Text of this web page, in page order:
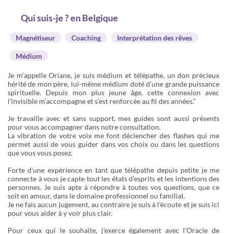
Qui suis-je ? en Belgique
Magnétiseur Coaching Interprétation des rêves
Médium
Je m’appelle Oriane, je suis médium et télépathe, un don précieux
hérité de mon père, lui-même médium doté d’une grande puissance
spirituelle. Depuis mon plus jeune âge, cette connexion avec
l’invisible m’accompagne et s’est renforcée au fil des années."
Je travaille avec et sans support, mes guides sont aussi présents
pour vous accompagner dans notre consultation.
La vibration de votre voix me font déclencher des flashes qui me
permet aussi de vous guider dans vos choix ou dans les questions
que vous vous posez.
Forte d’une expérience en tant que télépathe depuis petite je me
connecte à vous je capte tout les états d'esprits et les intentions des
personnes. Je suis apte à répondre à toutes vos questions, que ce
soit en amour, dans le domaine professionnel ou familial.
Je ne fais aucun jugement, au contraire je suis à l'écoute et je suis ici
pour vous aider à y voir plus clair.
Pour ceux qui le souhaite, j'exerce également avec l'Oracle de